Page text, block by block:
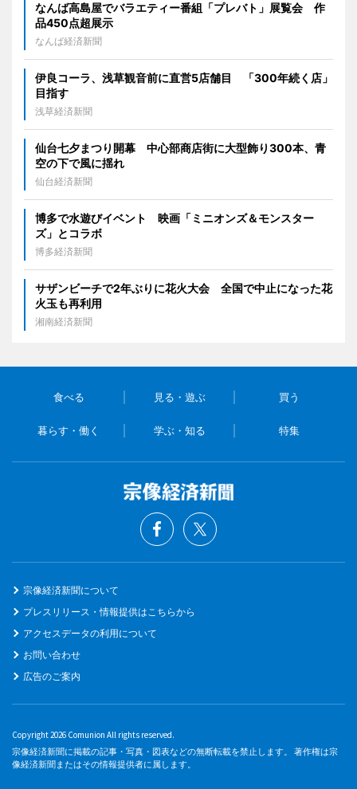
なんば高島屋でバラエティー番組「プレバト」展覧会 作
品450点超展示
なんば経済新聞
伊良コーラ、浅草観音前に直営5店舗目 「300年続く店」
目指す
浅草経済新聞
仙台七夕まつり開幕 中心部商店街に大型飾り300本、青
空の下で風に揺れ
仙台経済新聞
博多で水遊びイベント 映画「ミニオンズ＆モンスター
ズ」とコラボ
博多経済新聞
サザンビーチで2年ぶりに花火大会 全国で中止になった花
火玉も再利用
湘南経済新聞
食べる 見る・遊ぶ 買う
暮らす・働く 学ぶ・知る 特集
宗像経済新聞について
プレスリリース・情報提供はこちらから
アクセスデータの利用について
お問い合わせ
広告のご案内
Copyright 2026 Comunion All rights reserved.
宗像経済新聞に掲載の記事・写真・図表などの無断転載を禁止します。 著作権は宗
像経済新聞またはその情報提供者に属します。